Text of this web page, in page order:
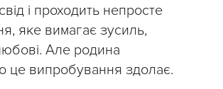
і проходить непросте
яке вимагає зусиль,
Але родина
це випробування здолає.